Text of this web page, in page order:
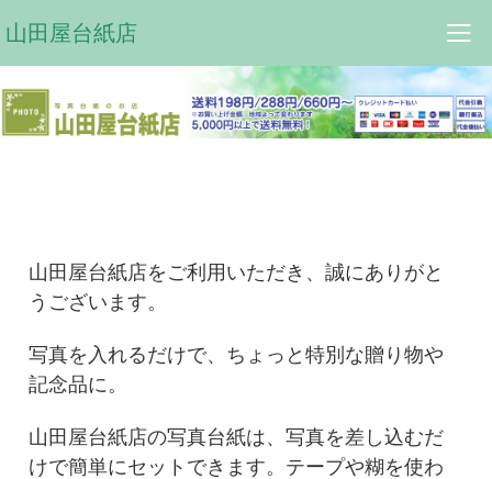
山田屋台紙店
山田屋台紙店をご利用いただき、誠にありがと
うございます。
写真を入れるだけで、ちょっと特別な贈り物や
記念品に。
山田屋台紙店の写真台紙は、写真を差し込むだ
けで簡単にセットできます。テープや糊を使わ